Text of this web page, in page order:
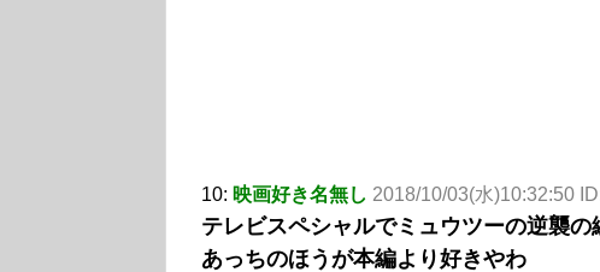
10: 映画好き名無し 2018/10/03(水)10:32:50
テレビスペシャルでミュウツーの逆襲の
あっちのほうが本編より好きやわ